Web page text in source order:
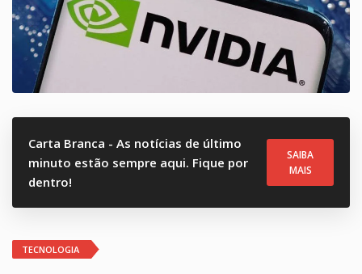
Carta Branca - As notícias de último
minuto estão sempre aqui. Fique por
dentro!
SAIBA
MAIS
TECNOLOGIA